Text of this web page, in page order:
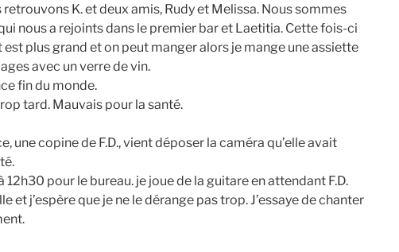
retrouvons K. et deux amis, Rudy et Melissa. Nous sommes
nous a rejoints dans le premier bar et Laetitia. Cette fois-ci
est plus grand et on peut manger alors je mange une assiette
avec un verre de vin.
fin du monde.
tard. Mauvais pour la santé.
une copine de F.D., vient déposer la caméra qu’elle avait
12h30 pour le bureau. je joue de la guitare en attendant F.D.
et j’espère que je ne le dérange pas trop. J’essaye de chanter